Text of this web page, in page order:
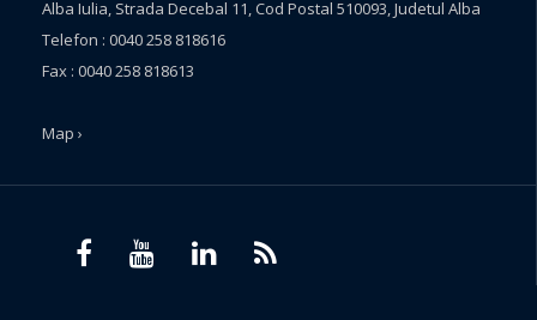
Alba Iulia, Strada Decebal 11, Cod Postal 510093, Judetul Alba
Telefon : 0040 258 818616
Fax : 0040 258 818613
Map ›